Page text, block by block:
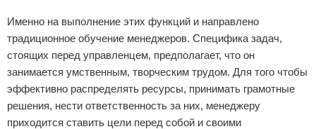
Именно на выполнение этих функций и направлено
традиционное обучение менеджеров. Специфика задач,
стоящих перед управленцем, предполагает, что он
занимается умственным, творческим трудом. Для того чтобы
эффективно распределять ресурсы, принимать грамотные
решения, нести ответственность за них, менеджеру
приходится ставить цели перед собой и своими